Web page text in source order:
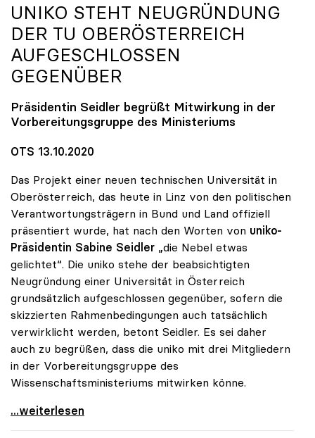
UNIKO STEHT NEUGRÜNDUNG
DER TU OBERÖSTERREICH
AUFGESCHLOSSEN
GEGENÜBER
Präsidentin Seidler begrüßt Mitwirkung in der
Vorbereitungsgruppe des Ministeriums
OTS 13.10.2020
Das Projekt einer neuen technischen Universität in
Oberösterreich, das heute in Linz von den politischen
Verantwortungsträgern in Bund und Land offiziell
präsentiert wurde, hat nach den Worten von uniko-
Präsidentin Sabine Seidler „die Nebel etwas
gelichtet“. Die uniko stehe der beabsichtigten
Neugründung einer Universität in Österreich
grundsätzlich aufgeschlossen gegenüber, sofern die
skizzierten Rahmenbedingungen auch tatsächlich
verwirklicht werden, betont Seidler. Es sei daher
auch zu begrüßen, dass die uniko mit drei Mitgliedern
in der Vorbereitungsgruppe des
Wissenschaftsministeriums mitwirken könne.
uniko steht Neugründung der TU Oberösterreich
...weiterlesen